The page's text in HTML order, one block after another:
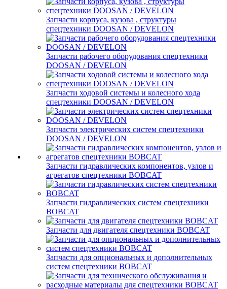
Запчасти корпуса, кузова , структуры
спецтехники DOOSAN / DEVELON
Запчасти рабочего оборудования спецтехники
DOOSAN / DEVELON
Запчасти ходовой системы и колесного хода
спецтехники DOOSAN / DEVELON
Запчасти электрических систем спецтехники
DOOSAN / DEVELON
Запчасти гидравлических компонентов, узлов и
агрегатов спецтехники BOBCAT
Запчасти гидравлических систем спецтехники
BOBCAT
Запчасти для двигателя спецтехники BOBCAT
Запчасти для опциональных и дополнительных
систем спецтехники BOBCAT